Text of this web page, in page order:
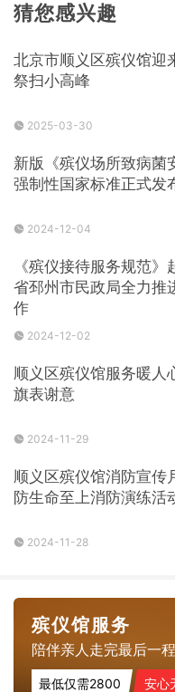
猜您感兴趣
北京市顺义区殡仪馆迎
祭扫小高峰
2025-03-30
新版《殡仪场所致病菌
强制性国家标准正式发
2024-12-04
《殡仪接待服务规范》
省邳州市民政局全力推
作
2024-12-02
顺义区殡仪馆服务暖人
旗表谢意
2024-11-29
顺义区殡仪馆消防宣传
防生命至上消防演练活
2024-11-28
殡仪馆服务
陪伴亲人走完最后一程
最低仅需2800 安心